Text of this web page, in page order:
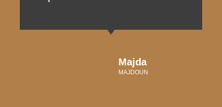
Majda
MAJDOUN